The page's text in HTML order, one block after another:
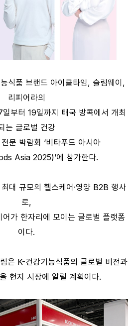
식품 브랜드 아이클타임, 슬림웨이,
리피어라의
부터 19일까지 태국 방콕에서 개최
는 글로벌 건강
문 박람회 ‘비타푸드 아시아
Asia 2025)’에 참가한다.
대 규모의 헬스케어·영양 B2B 행사
로,
가 한자리에 모이는 글로벌 플랫폼
이다.
은 K-건강기능식품의 글로벌 비전과
현지 시장에 알릴 계획이다.